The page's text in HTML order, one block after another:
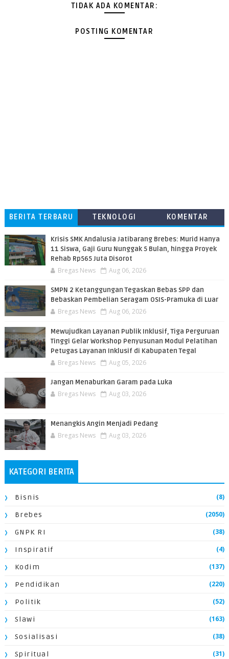
TIDAK ADA KOMENTAR:
POSTING KOMENTAR
BERITA TERBARU TEKNOLOGI
KOMENTAR
Krisis SMK Andalusia Jatibarang Brebes: Murid Hanya
11 Siswa, Gaji Guru Nunggak 5 Bulan, hingga Proyek
Rehab Rp565 Juta Disorot
Bregas News Aug 06, 2026
SMPN 2 Ketanggungan Tegaskan Bebas SPP dan
Bebaskan Pembelian Seragam OSIS-Pramuka di Luar
Bregas News Aug 06, 2026
​Mewujudkan Layanan Publik Inklusif, Tiga Perguruan
Tinggi Gelar Workshop Penyusunan Modul Pelatihan
Petugas Layanan Inklusif di Kabupaten Tegal
Bregas News Aug 05, 2026
Jangan Menaburkan Garam pada Luka
Bregas News Aug 03, 2026
Menangkis Angin Menjadi Pedang
Bregas News Aug 03, 2026
KATEGORI BERITA
Bisnis (8)
Brebes (2050)
GNPK RI (38)
Inspiratif (4)
Kodim (137)
Pendidikan (220)
Politik (52)
Slawi (163)
Sosialisasi (38)
Spiritual (31)